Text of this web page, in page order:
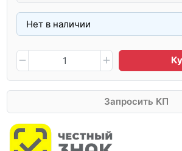
Нет в наличии
Запросить КП